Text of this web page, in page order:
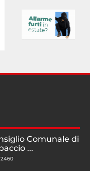
Comunale di
...
2460